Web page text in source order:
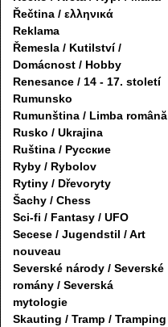
Řečtina / ελληνικά
Reklama
Řemesla / Kutilství /
Domácnost / Hobby
Renesance / 14 - 17. století
Rumunsko
Rumunština / Limba română
Rusko / Ukrajina
Ruština / Русские
Ryby / Rybolov
Rytiny / Dřevoryty
Šachy / Chess
Sci-fi / Fantasy / UFO
Secese / Jugendstil / Art
nouveau
Severské národy / Severské
romány / Severská
mytologie
Skauting / Tramp / Tramping